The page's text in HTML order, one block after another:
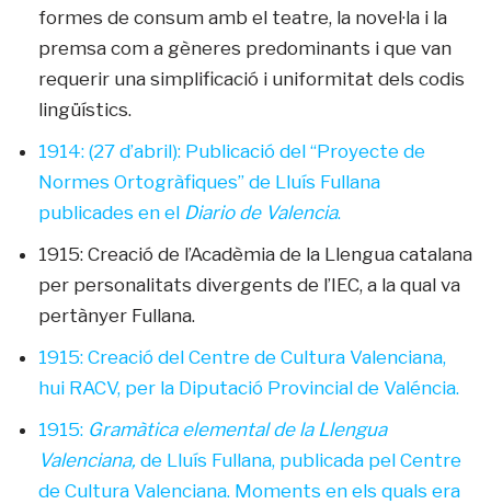
formes de consum amb el teatre, la novel·la i la
premsa com a gèneres predominants i que van
requerir una simplificació i uniformitat dels codis
lingüístics.
1914: (27 d’abril): Publicació del “Proyecte de
Normes Ortogràfiques” de Lluís Fullana
publicades en el Diario de Valencia.
1915: Creació de l’Acadèmia de la Llengua catalana
per personalitats divergents de l’IEC, a la qual va
pertànyer Fullana.
1915: Creació del Centre de Cultura Valenciana,
hui RACV, per la Diputació Provincial de Valéncia.
1915: Gramàtica elemental de la Llengua
Valenciana, de Lluís Fullana, publicada pel Centre
de Cultura Valenciana. Moments en els quals era